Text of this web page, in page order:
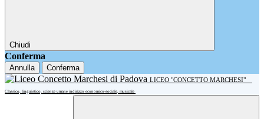
Chiudi
Conferma
Annulla Conferma
LICEO "CONCETTO MARCHESI"
Classico, linguistico, scienze umane indirizzo economico-sociale, musicale